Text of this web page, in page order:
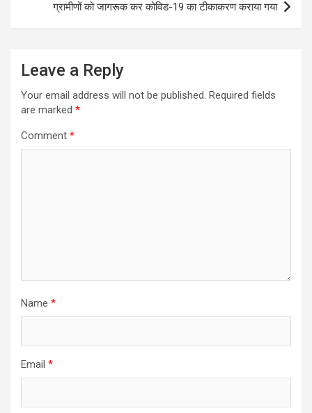
ग्रामीणों को जागरूक कर कोविड-19 का टीकाकरण कराया गया
Leave a Reply
Your email address will not be published. Required fields
are marked *
Comment *
Name *
Email *